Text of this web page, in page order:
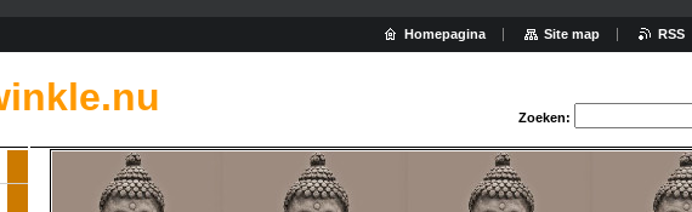
Zoeken:
Homepagina Site map RSS